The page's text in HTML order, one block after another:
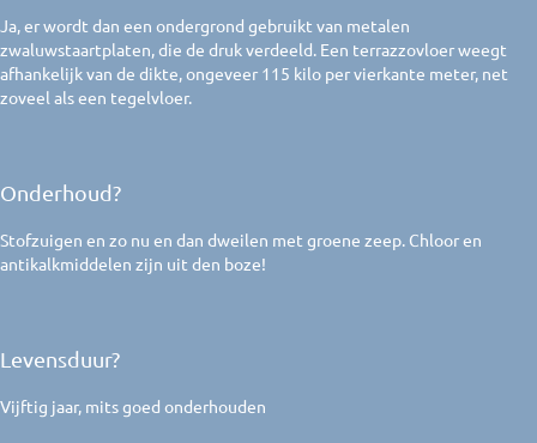
Ja, er wordt dan een ondergrond gebruikt van metalen
zwaluwstaartplaten, die de druk verdeeld. Een terrazzovloer weegt
afhankelijk van de dikte, ongeveer 115 kilo per vierkante meter, net
zoveel als een tegelvloer.
Onderhoud?
Stofzuigen en zo nu en dan dweilen met groene zeep. Chloor en
antikalkmiddelen zijn uit den boze!
Levensduur?
Vijftig jaar, mits goed onderhouden